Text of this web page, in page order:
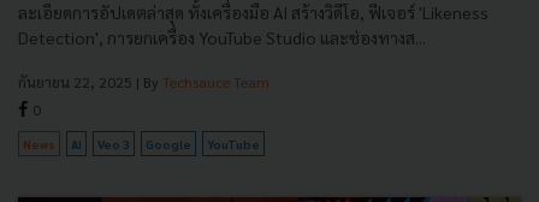
ละเอียดการอัปเดตล่าสุด ทั้งเครื่องมือ AI สร้างวิดีโอ, ฟีเจอร์ 'Likeness
Detection', การยกเครื่อง YouTube Studio และช่องทางส...
กันยายน 22, 2025 | By Techsauce Team
0
News AI Veo 3 Google YouTube